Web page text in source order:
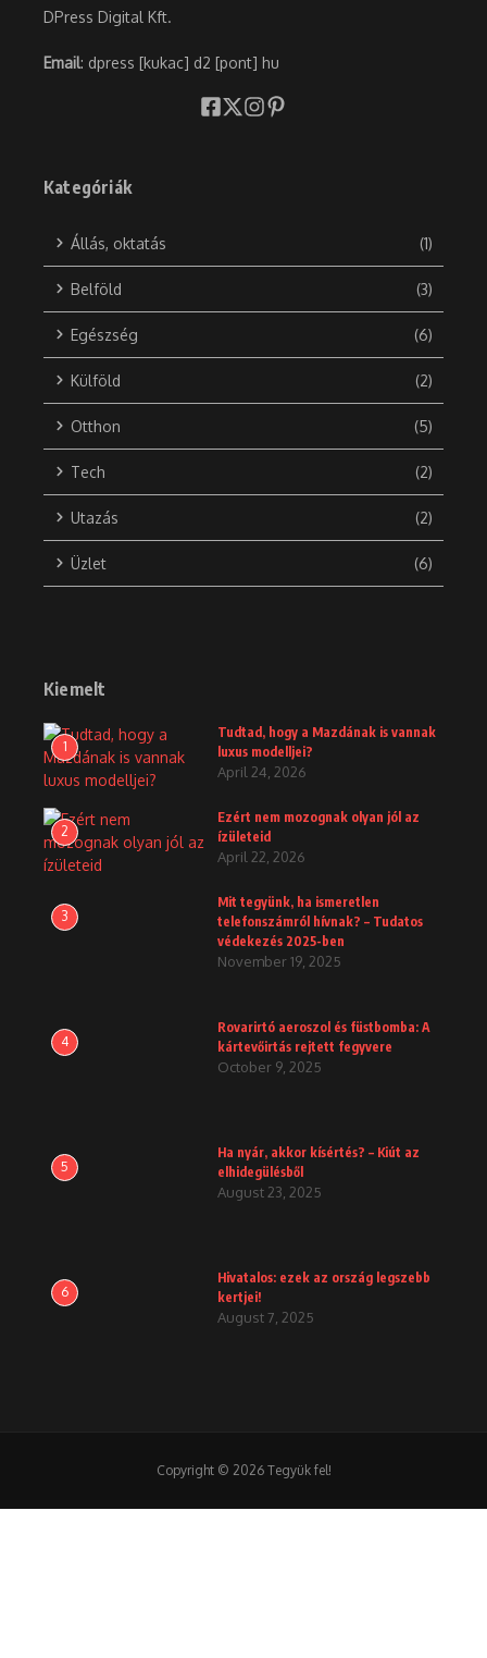
DPress Digital Kft.
Email: dpress [kukac] d2 [pont] hu
Kategóriák
Állás, oktatás (1)
Belföld (3)
Egészség (6)
Külföld (2)
Otthon (5)
Tech (2)
Utazás (2)
Üzlet (6)
Kiemelt
1
Tudtad, hogy a Mazdának is vannak
luxus modelljei?
April 24, 2026
2
Ezért nem mozognak olyan jól az
ízületeid
April 22, 2026
3
Mit tegyünk, ha ismeretlen
telefonszámról hívnak? – Tudatos
védekezés 2025-ben
November 19, 2025
4
Rovarirtó aeroszol és füstbomba: A
kártevőirtás rejtett fegyvere
October 9, 2025
5
Ha nyár, akkor kísértés? – Kiút az
elhidegülésből
August 23, 2025
6
Hivatalos: ezek az ország legszebb
kertjei!
August 7, 2025
Copyright © 2026 Tegyük fel!